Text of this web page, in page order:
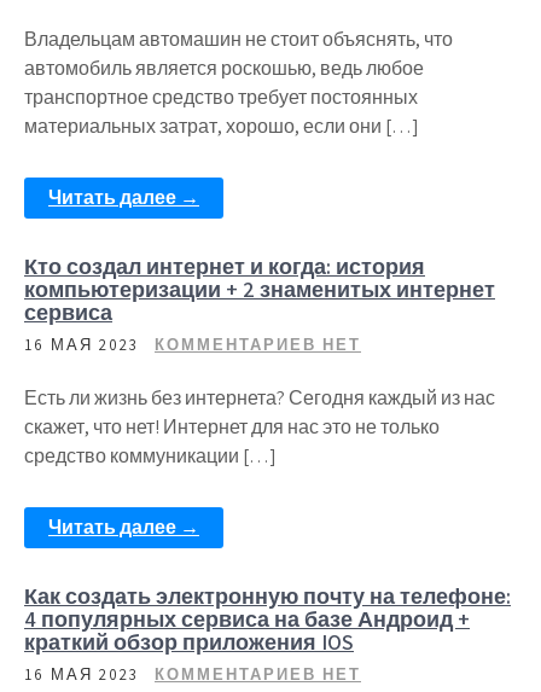
Владельцам автомашин не стоит объяснять, что
автомобиль является роскошью, ведь любое
транспортное средство требует постоянных
материальных затрат, хорошо, если они […]
Читать далее →
Кто создал интернет и когда: история
компьютеризации + 2 знаменитых интернет
сервиса
16 МАЯ 2023 КОММЕНТАРИЕВ НЕТ
Есть ли жизнь без интернета? Сегодня каждый из нас
скажет, что нет! Интернет для нас это не только
средство коммуникации […]
Читать далее →
Как создать электронную почту на телефоне:
4 популярных сервиса на базе Андроид +
краткий обзор приложения IOS
16 МАЯ 2023 КОММЕНТАРИЕВ НЕТ